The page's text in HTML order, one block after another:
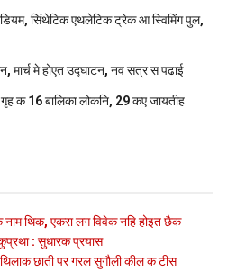
सिंथेटिक एथलेटिक ट्रेक आ स्विमिंग पुल,
मार्च मे होएत उद्घाटन, नव सत्र स पढाई
क 16 बालिका लोकनि, 29 कए जायतीह
थिक, एकरा लग विवेक नहि होइत छैक
: सुधारक प्रयास
छाती पर गरल सुगौली कील क टीस